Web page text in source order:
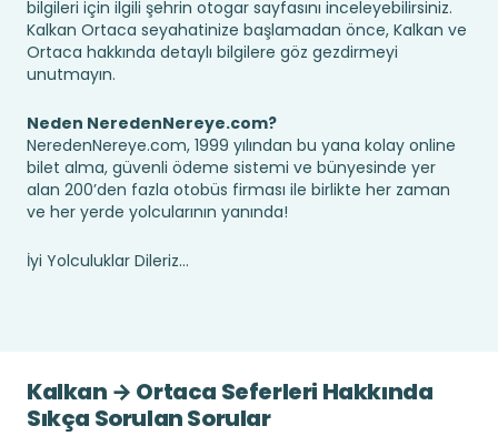
bilgileri için ilgili şehrin otogar sayfasını inceleyebilirsiniz.
Kalkan Ortaca seyahatinize başlamadan önce, Kalkan ve
Ortaca hakkında detaylı bilgilere göz gezdirmeyi
unutmayın.
Neden NeredenNereye.com?
NeredenNereye.com, 1999 yılından bu yana kolay online
bilet alma, güvenli ödeme sistemi ve bünyesinde yer
alan 200’den fazla otobüs firması ile birlikte her zaman
ve her yerde yolcularının yanında!
İyi Yolculuklar Dileriz...
Kalkan → Ortaca Seferleri Hakkında
Sıkça Sorulan Sorular